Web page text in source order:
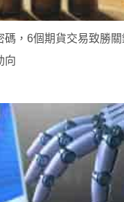
碼，6個期貨交易致勝
向